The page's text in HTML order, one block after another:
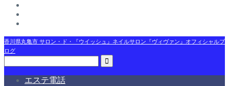
香川県丸亀市 サロン・ド・『ウイッシュ』ネイルサロン『ヴィヴァン』オフィシャルブ
ログ
エステ電話